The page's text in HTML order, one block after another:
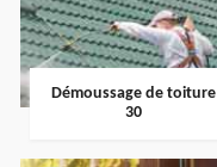
Démoussage de toiture
30